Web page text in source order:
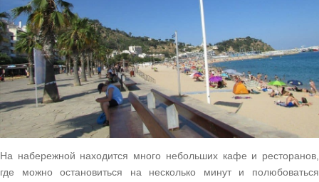
На набережной находится много небольших кафе и ресторанов,
где можно остановиться на несколько минут и полюбоваться